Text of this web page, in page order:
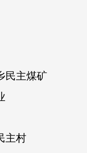
民主煤矿
主村